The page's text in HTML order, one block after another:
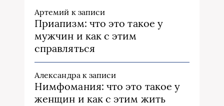
Артемий к записи
Приапизм: что это такое у
мужчин и как с этим
справляться
Александрак записи
Нимфомания: что это такое у
женщин и как с этим жить